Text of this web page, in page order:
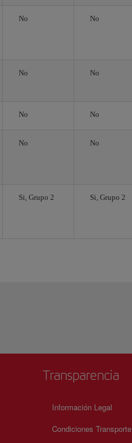
No No
No No
No No
No No
Si, Grupo 2 Si, Grupo 2
Transparencia
Información Legal
Condiciones Transporte